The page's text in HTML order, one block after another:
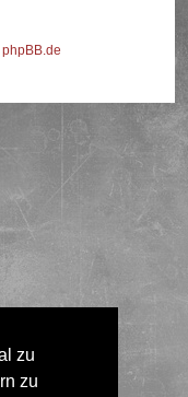
zu
zu
phpBB.de